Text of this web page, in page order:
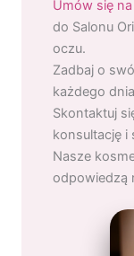
Umów się
do Salonu
oczu.
Zadbaj o
każdego
Skontaktuj
konsultację i
Nasze
odpowiedzą